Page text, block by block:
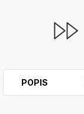
POPIS